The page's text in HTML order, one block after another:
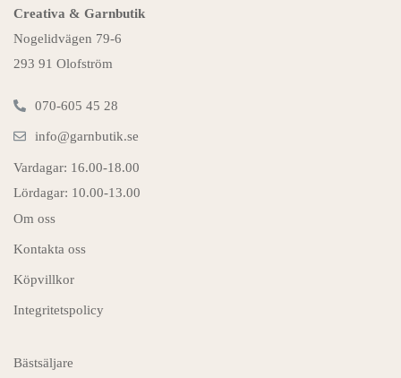
Creativa & Garnbutik
Nogelidvägen 79-6
293 91 Olofström
070-605 45 28
info@garnbutik.se
Vardagar: 16.00-18.00
Lördagar: 10.00-13.00
Om oss
Kontakta oss
Köpvillkor
Integritetspolicy
Bästsäljare